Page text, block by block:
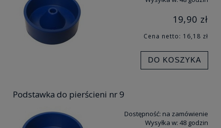
19,90 zł
Cena netto: 16,18 zł
DO KOSZYKA
Podstawka do pierścieni nr 9
Dostępność: na zamówienie
Wysyłka w: 48 godzin